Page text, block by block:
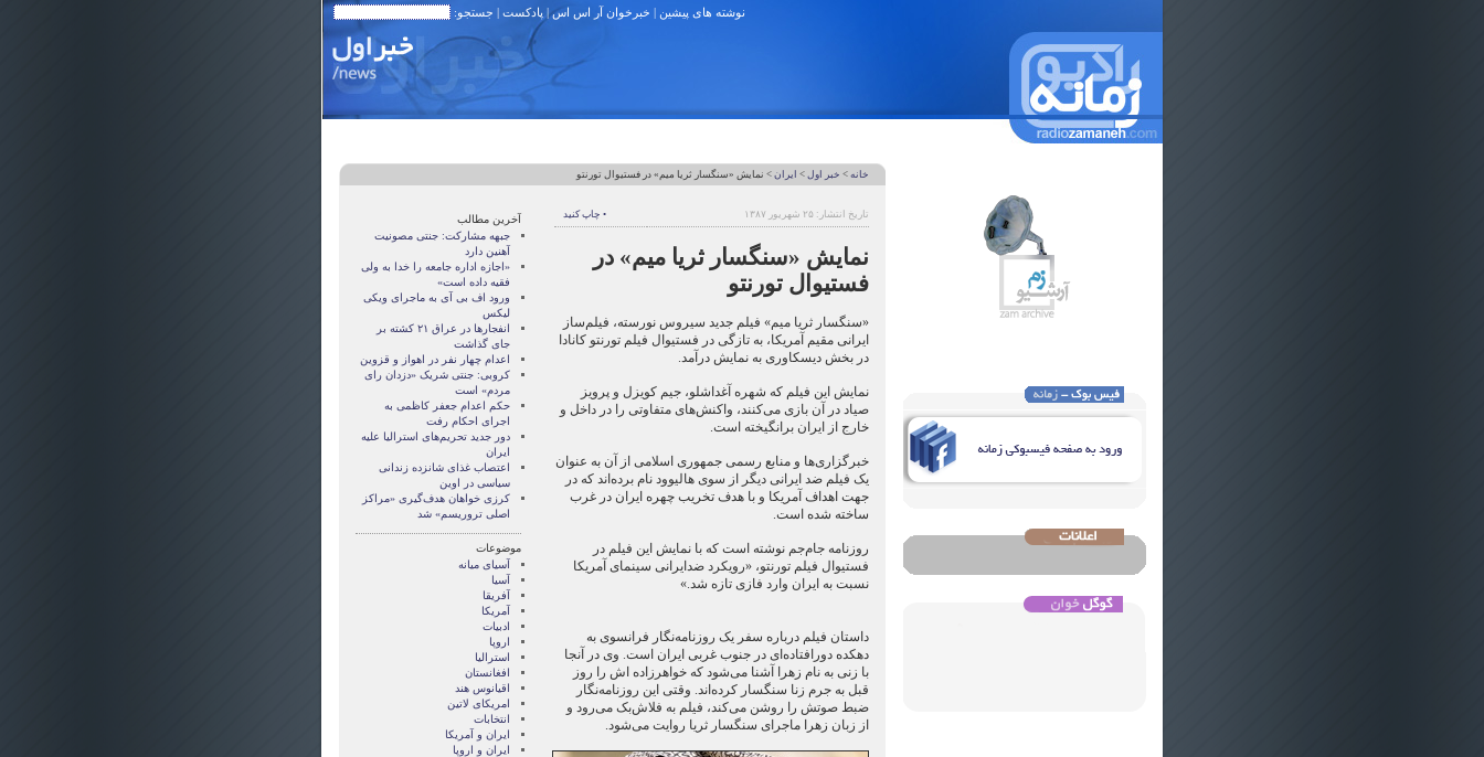
نوشته های پیشین | خبرخوان آر اس اس| پادکست | جستجو:
خانه > خبر اول > ایران > نمایش «سنگسار ثریا میم» در فستیوال تورنتو
تاریخ انتشار: ۲۵ شهریور ۱۳۸۷ • چاپ کنید
نمایش «سنگسار ثریا میم» در
فستیوال تورنتو
«سنگسار ثریا میم» فیلم جدید سیروس نورسته، فیلم‌ساز
ایرانی مقیم آمریکا، به تازگی در فستیوال فیلم تورنتو کانادا
در بخش دیسکاوری به نمایش درآمد.
نمایش این فیلم که شهره آغداشلو، جیم کویزل و پرویز
صیاد در آن بازی می‌کنند، واکنش‌های متفاوتی را در داخل و
خارج از ایران برانگیخته است.
خبرگزاری‌ها و منابع رسمی جمهوری اسلامی از آن به عنوان
یک فیلم ضد ایرانی دیگر از سوی هالیوود نام برده‌اند که در
جهت اهداف آمریکا و با هدف تخریب چهره ایران در غرب
ساخته شده است.
روزنامه جام‌جم نوشته است که با نمایش این فیلم در
فستیوال فیلم تورنتو، «رویکرد ضدایرانی سینمای آمریکا
نسبت به ایران وارد فازی تازه شد.»
داستان فیلم درباره سفر یک روزنامه‌نگار فرانسوی به
دهکده دورافتاده‌ای در جنوب غربی ایران است. وی در آنجا
با زنی به نام زهرا آشنا می‌شود که خواهرزاده اش را روز
قبل به جرم زنا سنگسار کرده‌اند. وقتی این روزنامه‌نگار
ضبط صوتش را روشن می‌کند، فیلم به فلاش‌بک می‌رود و
از زبان زهرا ماجرای سنگسار ثریا روایت می‌شود.
آخرین مطالب
جبهه مشارکت:‌ جنتی مصونیت
آهنین دارد
«اجازه اداره جامعه را خدا به ولی
فقیه داده است»
ورود اف بی آی به ماجرای ویکی
لیکس
انفجارها در عراق ٢١ کشته بر
جای گذاشت
اعدام چهار نفر در اهواز و قزوین
کروبی: جنتی شریک «دزدان رای
مردم» است
حکم اعدام جعفر کاظمی به
اجرای احکام رفت
دور جدید تحریم‌های استرالیا علیه
ایران
اعتصاب غذای شانزده زندانی
سیاسی در اوین
کرزی خواهان هدف‌گیری «مراکز
اصلی تروریسم» شد
موضوعات
آسيای ميانه
آسیا
آفریقا
آمریکا
ادبیات
اروپا
استرالیا
افغانستان
اقیانوس هند
امریکای لاتین
انتخابات
ايران و آمريکا
ايران و اروپا